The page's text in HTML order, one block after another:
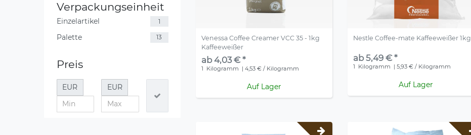
Verpackungseinheit
Einzelartikel 1
Palette 13
Preis
EUR EUR
Venessa Coffee Creamer VCC 35 - 1kg
Kaffeeweißer
ab 4,03 € *
1 Kilogramm | 4,53 € / Kilogramm
Auf Lager
Nestle Coffee-mate Kaffeeweißer 1kg
ab 5,49 € *
1 Kilogramm | 5,93 € / Kilogramm
Auf Lager